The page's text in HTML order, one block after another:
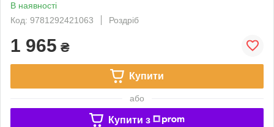
В наявності
Код: 9781292421063
Роздріб
1 965 ₴
Купити
або
Купити з